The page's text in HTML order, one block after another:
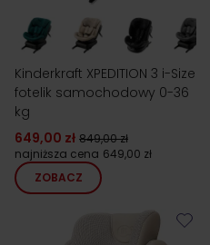
Kinderkraft XPEDITION 3 i-Size
fotelik samochodowy 0-36
kg
649,00 zł 849,00 zł
najniższa cena 649,00 zł
ZOBACZ